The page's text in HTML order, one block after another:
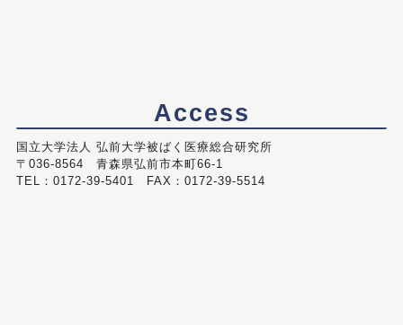
Access
国立大学法人 弘前大学被ばく医療総合研究所
〒036-8564 青森県弘前市本町66-1
TEL：0172-39-5401 FAX：0172-39-5514